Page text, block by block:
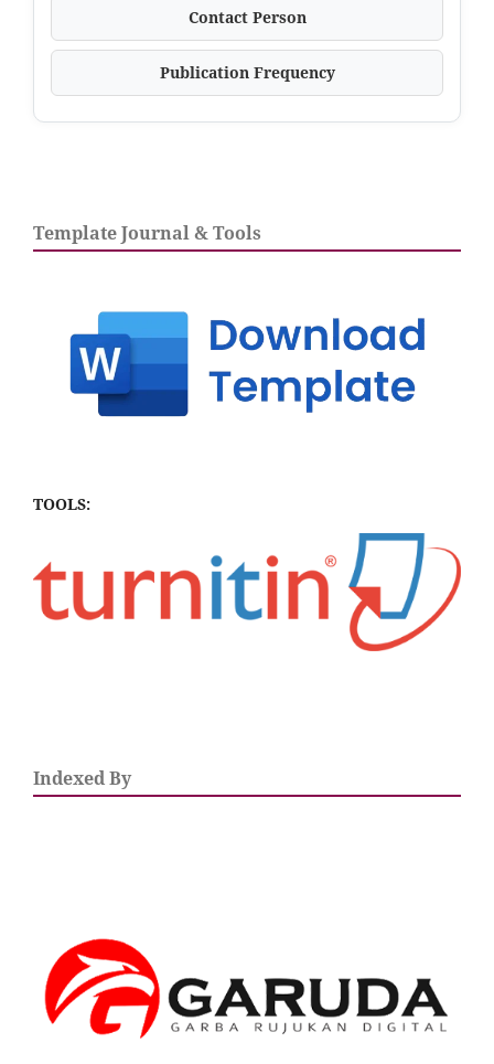
Contact Person
Publication Frequency
Template Journal & Tools
TOOLS:
Indexed By